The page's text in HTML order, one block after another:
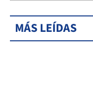
MÁS LEÍDAS